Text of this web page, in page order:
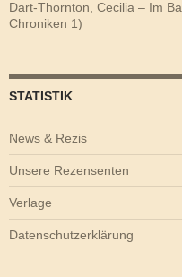
Dart-Thornton, Cecilia – Im
Chroniken 1)
STATISTIK
News & Rezis
Unsere Rezensenten
Verlage
Datenschutzerklärung